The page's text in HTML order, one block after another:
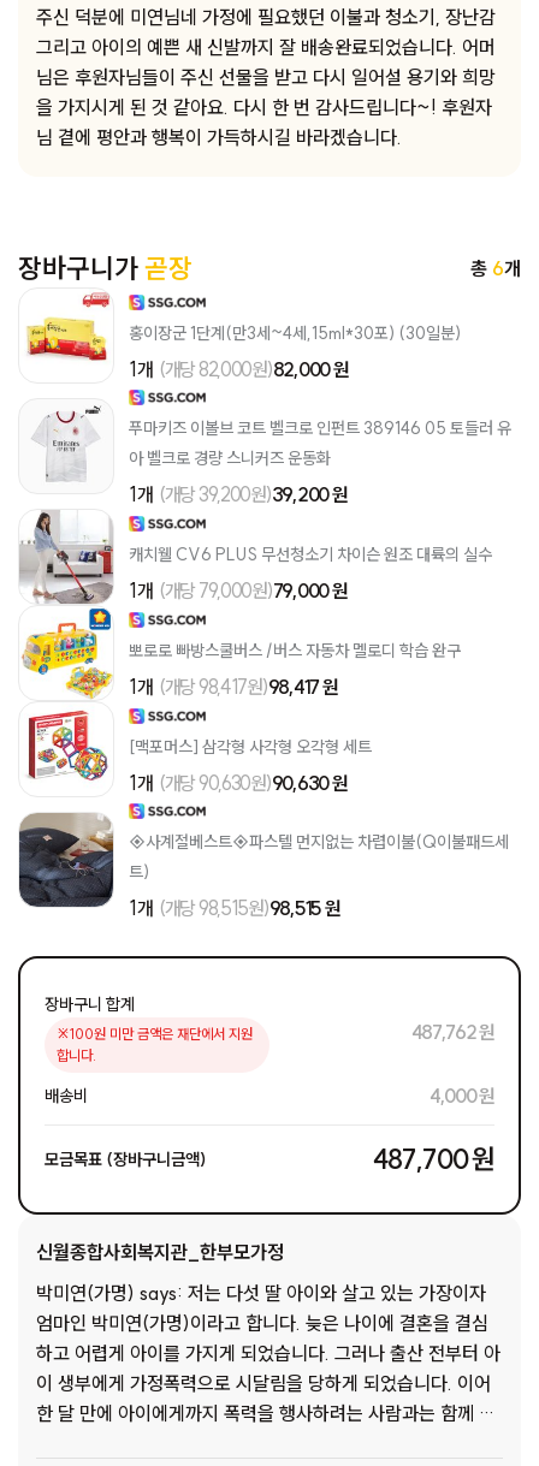
주신 덕분에 미연님네 가정에 필요했던 이불과 청소기, 장난감
그리고 아이의 예쁜 새 신발까지 잘 배송완료되었습니다. 어머
님은 후원자님들이 주신 선물을 받고 다시 일어설 용기와 희망
을 가지시게 된 것 같아요. 다시 한 번 감사드립니다~! 후원자
님 곁에 평안과 행복이 가득하시길 바라겠습니다.
장바구니가곧장 총 6개
홍이장군 1단계(만3세~4세,15ml*30포) (30일분)
1개 (개당 82,000원)82,000 원
푸마키즈 이볼브 코트 벨크로 인펀트 389146 05 토들러 유
아 벨크로 경량 스니커즈 운동화
1개 (개당 39,200원)39,200 원
캐치웰 CV6 PLUS 무선청소기 차이슨 원조 대륙의 실수
1개 (개당 79,000원)79,000 원
뽀로로 빠방스쿨버스 /버스 자동차 멜로디 학습 완구
1개 (개당 98,417원)98,417 원
[맥포머스] 삼각형 사각형 오각형 세트
1개 (개당 90,630원)90,630 원
◈사계절베스트◈파스텔 먼지없는 차렵이불(Q이불패드세
트)
1개 (개당 98,515원)98,515 원
장바구니 합계
※100원 미만 금액은 재단에서 지원
합니다.
487,762 원
배송비 4,000 원
모금목표 (장바구니금액) 487,700 원
신월종합사회복지관_한부모가정
박미연(가명) says: 저는 다섯 딸 아이와 살고 있는 가장이자
엄마인 박미연(가명)이라고 합니다. 늦은 나이에 결혼을 결심
하고 어렵게 아이를 가지게 되었습니다. 그러나 출산 전부터 아
이 생부에게 가정폭력으로 시달림을 당하게 되었습니다. 이어
한 달 만에 아이에게까지 폭력을 행사하려는 사람과는 함께 할